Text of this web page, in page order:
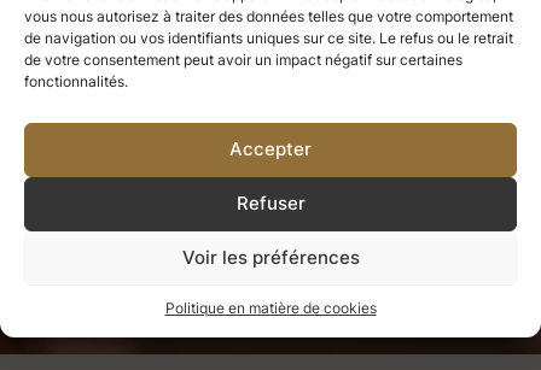
vous nous autorisez à traiter des données telles que votre comportement
de navigation ou vos identifiants uniques sur ce site. Le refus ou le retrait
de votre consentement peut avoir un impact négatif sur certaines
fonctionnalités.
Accepter
Refuser
Voir les préférences
Politique en matière de cookies
ce que nous aimons profondément
devient une partie de nous-mêmes.
Helen Keller